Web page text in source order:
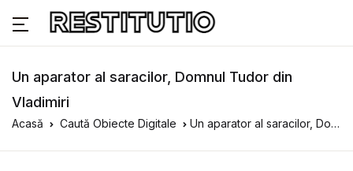
Un aparator al saracilor, Domnul Tudor din
Vladimiri
Acasă Caută Obiecte Digitale Un aparator al saracilor, Domnul Tudor din Vladimiri